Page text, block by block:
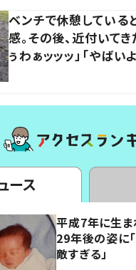
ベンチで休憩してい
感。その後、近付いて
ぅわぁッッッ」「やばい
ース
平成7年に生
29年後の姿に
敵すぎる」